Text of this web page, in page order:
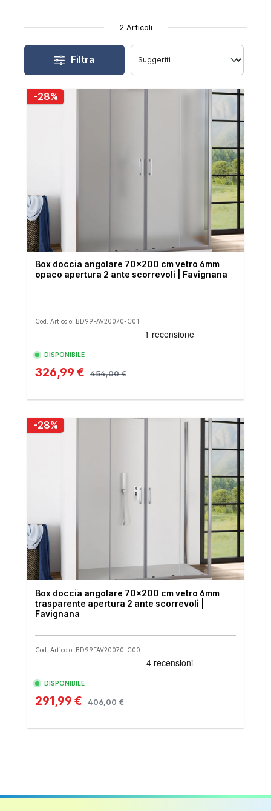
2 Articoli
Filtra
-28%
Box doccia angolare 70x200 cm vetro 6mm
opaco apertura 2 ante scorrevoli | Favignana
Cod. Articolo: BD99FAV20070-C01
DISPONIBILE
326,99 € 454,00 €
-28%
Box doccia angolare 70x200 cm vetro 6mm
trasparente apertura 2 ante scorrevoli |
Favignana
Cod. Articolo: BD99FAV20070-C00
DISPONIBILE
291,99 € 406,00 €